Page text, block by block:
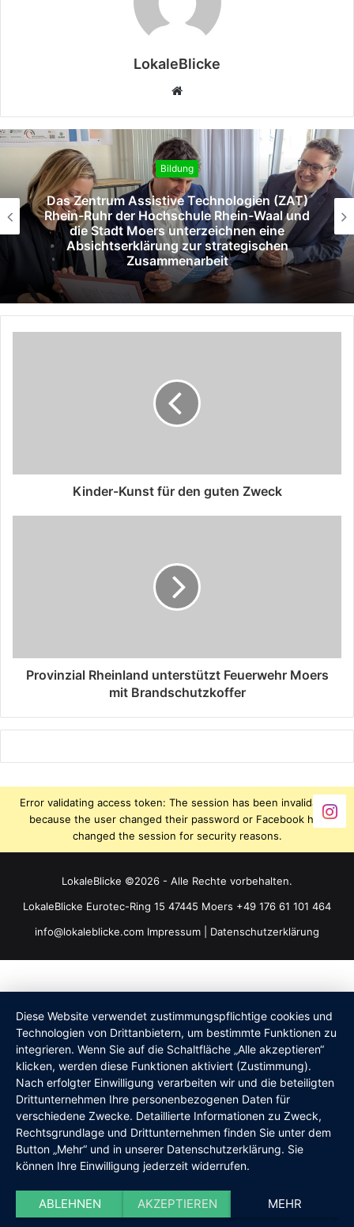
LokaleBlicke
Webseite
Bildung
Das Zentrum Assistive Technologien (ZAT)
Rhein-Ruhr der Hochschule Rhein-Waal und
die Stadt Moers unterzeichnen eine
Absichtserklärung zur strategischen
Zusammenarbeit
Kinder-Kunst für den guten Zweck
Provinzial Rheinland unterstützt Feuerwehr Moers
mit Brandschutzkoffer
Error validating access token: The session has been invalidated
because the user changed their password or Facebook has
changed the session for security reasons.
LokaleBlicke ©2026 - Alle Rechte vorbehalten.
LokaleBlicke Eurotec-Ring 15 47445 Moers +49 176 61 101 464
info@lokaleblicke.com Impressum Datenschutzerklärung
Diese Website verwendet zustimmungspflichtige cookies und
Technologien von Drittanbietern, um bestimmte Funktionen zu
integrieren. Wenn Sie auf die Schaltfläche „Alle akzeptieren“
klicken, werden diese Funktionen aktiviert (Zustimmung).
Nach erfolgter Einwilligung verarbeiten wir und die beteiligten
Drittunternehmen Ihre personenbezogenen Daten für
verschiedene Zwecke. Detaillierte Informationen zu Zweck,
Rechtsgrundlage und Drittunternehmen finden Sie unter dem
Button „Mehr“ und in unserer Datenschutzerklärung. Sie
können Ihre Einwilligung jederzeit widerrufen.
ABLEHNEN AKZEPTIEREN MEHR